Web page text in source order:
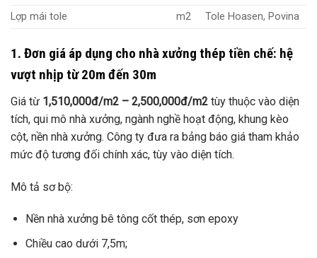
Lợp mái tole m2 Tole Hoasen, Povina
1. Đơn giá áp dụng cho nhà xưởng thép tiền chế: hệ
vượt nhịp từ 20m đến 30m
Giá từ 1,510,000đ/m2 – 2,500,000đ/m2 tùy thuộc vào diện
tích, qui mô nhà xưởng, ngành nghề hoạt động, khung kèo
cột, nền nhà xưởng. Công ty đưa ra bảng báo giá tham khảo
mức độ tương đối chính xác, tùy vào diện tích.
Mô tả sơ bộ:
Nền nhà xưởng bê tông cốt thép, sơn epoxy
Chiều cao dưới 7,5m;